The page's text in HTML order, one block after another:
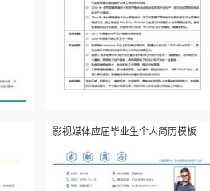
影视媒体应届毕业生个人简历模板